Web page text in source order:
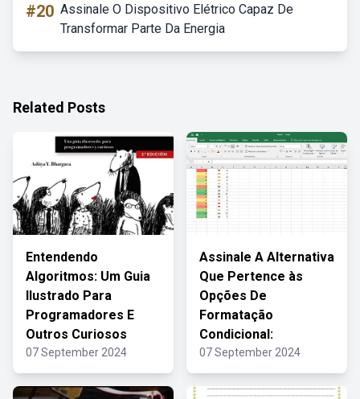
#20 Assinale O Dispositivo Elétrico Capaz De
Transformar Parte Da Energia
Related Posts
Entendendo
Algoritmos: Um Guia
Ilustrado Para
Programadores E
Outros Curiosos
07 September 2024
Assinale A Alternativa
Que Pertence às
Opções De
Formatação
Condicional:
07 September 2024